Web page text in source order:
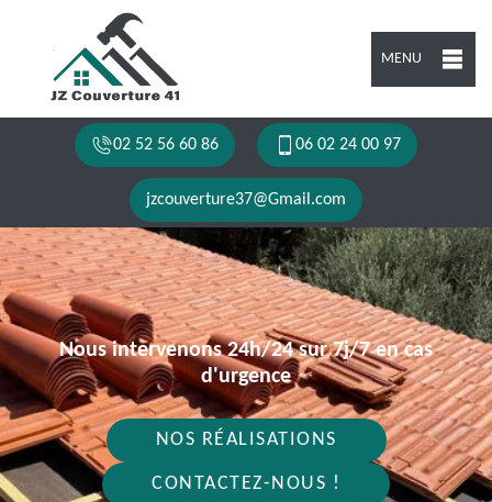
MENU
02 52 56 60 86 06 02 24 00 97
jzcouverture37@Gmail.com
Nous intervenons 24h/24 sur 7j/7 en cas
d'urgence
NOS RÉALISATIONS
CONTACTEZ-NOUS !